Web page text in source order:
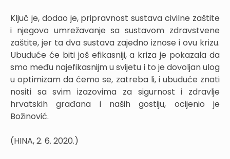
Ključ je, dodao je, pripravnost sustava civilne zaštite
i njegovo umrežavanje sa sustavom zdravstvene
zaštite, jer ta dva sustava zajedno iznose i ovu krizu.
Ubuduće će biti još efikasniji, a kriza je pokazala da
smo među najefikasnijm u svijetu i to je dovoljan ulog
u optimizam da ćemo se, zatreba li, i ubuduće znati
nositi sa svim izazovima za sigurnost i zdravlje
hrvatskih građana i naših gostiju, ocijenio je
Božinović.
(HINA, 2. 6. 2020.)